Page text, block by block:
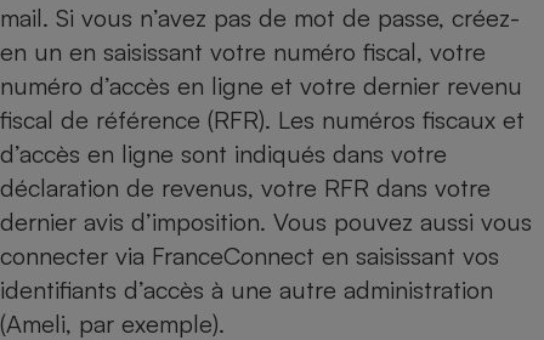
mail. Si vous n’avez pas de mot de passe, créez-
en un en saisissant votre numéro fiscal, votre
numéro d’accès en ligne et votre dernier revenu
fiscal de référence (RFR). Les numéros fiscaux et
d’accès en ligne sont indiqués dans votre
déclaration de revenus, votre RFR dans votre
dernier avis d’imposition. Vous pouvez aussi vous
connecter via FranceConnect en saisissant vos
identifiants d’accès à une autre administration
(Ameli, par exemple).